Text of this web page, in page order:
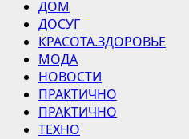
ДОМ
ДОСУГ
КРАСОТА.ЗДОРОВЬЕ
МОДА
НОВОСТИ
ПРАКТИЧНО
ПРАКТИЧНО
ТЕХНО